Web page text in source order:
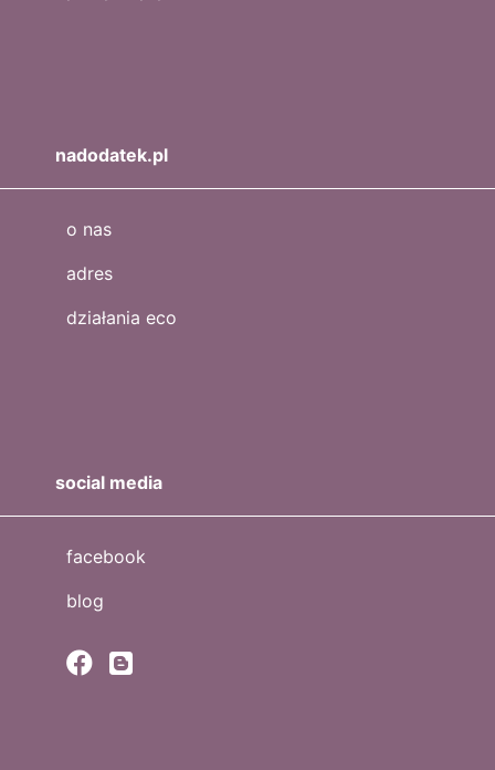
nadodatek.pl
o nas
adres
działania eco
social media
facebook
blog